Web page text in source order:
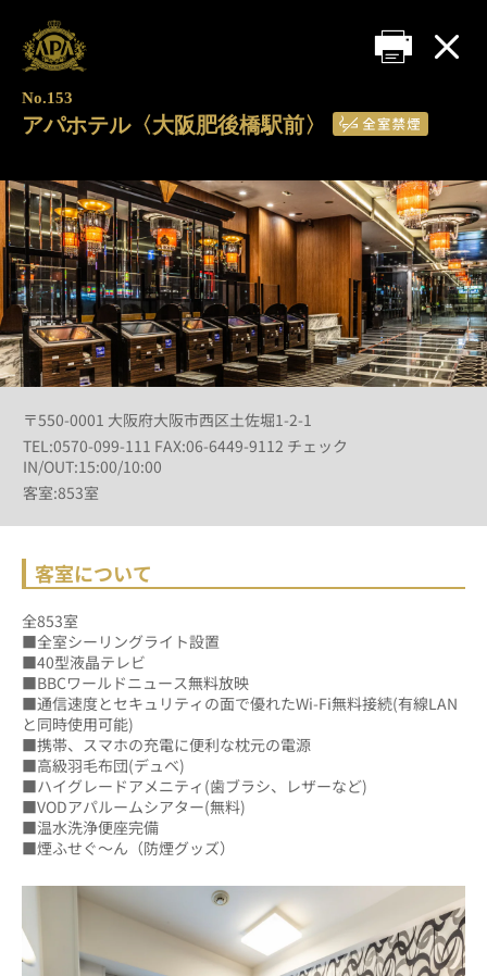
No.153
アパホテル〈大阪肥後橋駅前〉
〒550-0001 大阪府大阪市西区土佐堀1-2-1
TEL:0570-099-111 FAX:06-6449-9112 チェック
IN/OUT:15:00/10:00
客室:853室
客室について
全853室
■全室シーリングライト設置
■40型液晶テレビ
■BBCワールドニュース無料放映
■通信速度とセキュリティの面で優れたWi-Fi無料接続(有線LAN
と同時使用可能)
■携帯、スマホの充電に便利な枕元の電源
■高級羽毛布団(デュベ)
■ハイグレードアメニティ(歯ブラシ、レザーなど)
■VODアパルームシアター(無料)
■温水洗浄便座完備
■煙ふせぐ～ん（防煙グッズ）